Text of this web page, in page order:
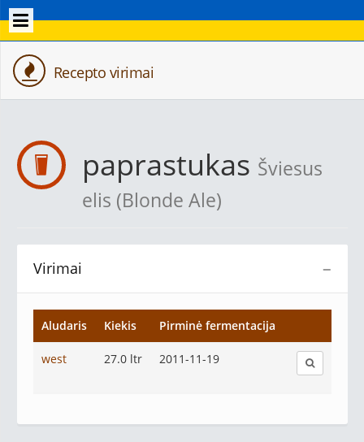
Recepto virimai
paprastukas Šviesus
elis (Blonde Ale)
−
Virimai
Aludaris Kiekis Pirminė fermentacija
west 27.0 ltr 2011-11-19